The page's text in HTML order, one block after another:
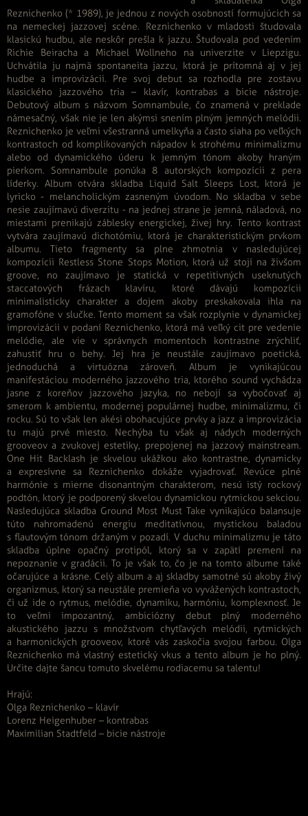
Reznichenko (* 1989), je jednou z nových osobností formujúcich sa
na nemeckej jazzovej scéne. Reznichenko v mladosti študovala
klasickú hudbu, ale neskôr prešla k jazzu. Študovala pod vedením
Richie Beiracha a Michael Wollneho na univerzite v Liepzigu.
Uchvátila ju najmä spontaneita jazzu, ktorá je prítomná aj v jej
hudbe a improvizácii. Pre svoj debut sa rozhodla pre zostavu
klasického jazzového tria – klavír, kontrabas a bicie nástroje.
Debutový album s názvom Somnambule, čo znamená v preklade
námesačný, však nie je len akýmsi snením plným jemných melódii.
Reznichenko je veľmi všestranná umelkyňa a často siaha po veľkých
kontrastoch od komplikovaných nápadov k strohému minimalizmu
alebo od dynamického úderu k jemným tónom akoby hraným
pierkom. Somnambule ponúka 8 autorských kompozícii z pera
líderky. Album otvára skladba Liquid Salt Sleeps Lost, ktorá je
lyricko - melancholickým zasneným úvodom. No skladba v sebe
nesie zaujímavú diverzitu - na jednej strane je jemná, náladová, no
miestami prenikajú záblesky energickej, živej hry. Tento kontrast
vytvára zaujímavú dichotómiu, ktorá je charakteristickým prvkom
albumu. Tieto fragmenty sa plne zhmotnia v nasledujúcej
kompozícii Restless Stone Stops Motion, ktorá už stojí na živšom
groove, no zaujímavo je statická v repetitivných useknutých
staccatových frázach klavíru, ktoré dávajú kompozícii
minimalisticky charakter a dojem akoby preskakovala ihla na
gramofóne v slučke. Tento moment sa však rozplynie v dynamickej
improvizácii v podaní Reznichenko, ktorá má veľký cit pre vedenie
melódie, ale vie v správnych momentoch kontrastne zrýchliť,
zahustiť hru o behy. Jej hra je neustále zaujímavo poetická,
jednoduchá a virtuózna zároveň. Album je vynikajúcou
manifestáciou moderného jazzového tria, ktorého sound vychádza
jasne z koreňov jazzového jazyka, no nebojí sa vybočovať aj
smerom k ambientu, modernej populárnej hudbe, minimalizmu, či
rocku. Sú to však len akési obohacujúce prvky a jazz a improvizácia
tu majú prvé miesto. Nechýba tu však aj nádych moderných
grooveov a zvukovej estetiky, prepojenej na jazzový mainstream.
One Hit Backlash je skvelou ukážkou ako kontrastne, dynamicky
a expresívne sa Reznichenko dokáže vyjadrovať. Revúce plné
harmónie s mierne disonantným charakterom, nesú istý rockový
podtón, ktorý je podporený skvelou dynamickou rytmickou sekciou.
Nasledujúca skladba Ground Most Must Take vynikajúco balansuje
túto nahromadenú energiu meditatívnou, mystickou baladou
s flautovým tónom držaným v pozadí. V duchu minimalizmu je táto
skladba úplne opačný protipól, ktorý sa v zapätí premení na
nepoznanie v gradácii. To je však to, čo je na tomto albume také
očarujúce a krásne. Celý album a aj skladby samotné sú akoby živý
organizmus, ktorý sa neustále premieňa vo vyvážených kontrastoch,
či už ide o rytmus, melódie, dynamiku, harmóniu, komplexnosť. Je
to veľmi impozantný, ambiciózny debut plný moderného
akustického jazzu s množstvom chytľavých melódii, rytmických
a harmonických grooveov, ktoré vás zaskočia svojou farbou. Olga
Reznichenko má vlastný estetický vkus a tento album je ho plný.
Určite dajte šancu tomuto skvelému rodiacemu sa talentu!
Hrajú:
Olga Reznichenko – klavír
Lorenz Heigenhuber – kontrabas
Maximilian Stadtfeld – bicie nástroje